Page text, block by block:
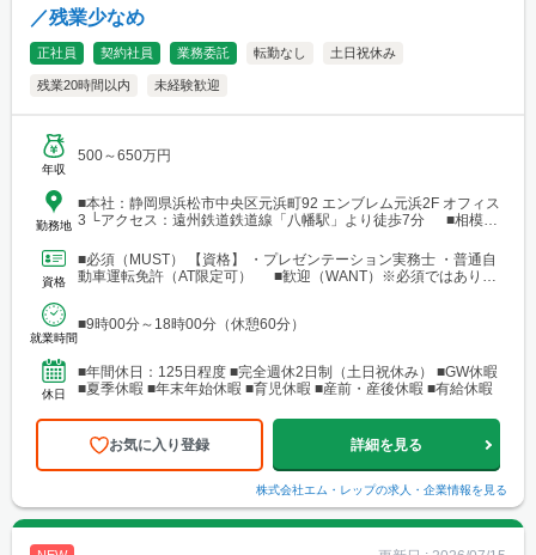
／残業少なめ
正社員 契約社員 業務委託 転勤なし 土日祝休み
残業20時間以内 未経験歓迎
年収
500～650万円
勤務地
■本社：静岡県浜松市中央区元浜町92 エンブレム元浜2F オフィス
3 └アクセス：遠州鉄道鉄道線「八幡駅」より徒歩7分 ■相模原
「橋本駅」よりバス25分
資格
■必須（MUST） 【資格】 ・プレゼンテーション実務士 ・普通自
動車運転免許（AT限定可） ■歓迎（WANT）※必須ではありま
就業時間
■9時00分～18時00分（休憩60分）
休日
■年間休日：125日程度 ■完全週休2日制（土日祝休み） ■GW休暇
■夏季休暇 ■年末年始休暇 ■育児休暇 ■産前・産後休暇 ■有給休暇
お気に入り登録 詳細を見る
株式会社エム・レップの求人・企業情報を見る